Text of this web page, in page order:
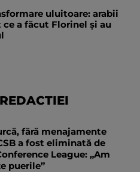
uluitoare: arabii
ce a făcut Florinel și au
fără menajamente
a fost eliminată de
League: „Am
puerile”